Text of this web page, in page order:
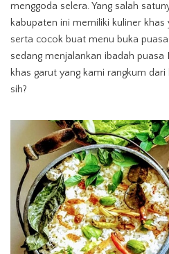
menggoda selera. Yang salah
kabupaten ini memiliki kuliner khas
serta cocok buat menu buka
sedang menjalankan ibadah puasa
khas garut yang kami rangkum
sih?